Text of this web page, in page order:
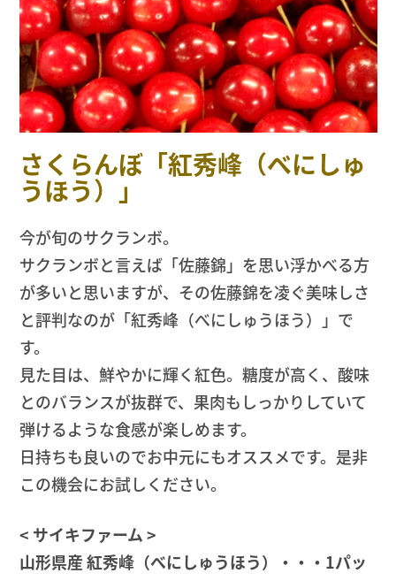
さくらんぼ「紅秀峰（べにしゅ
うほう）」
今が旬のサクランボ。
サクランボと言えば「佐藤錦」を思い浮かべる方
が多いと思いますが、その佐藤錦を凌ぐ美味しさ
と評判なのが「紅秀峰（べにしゅうほう）」で
す。
見た目は、鮮やかに輝く紅色。糖度が高く、酸味
とのバランスが抜群で、果肉もしっかりしていて
弾けるような食感が楽しめます。
日持ちも良いのでお中元にもオススメです。是非
この機会にお試しください。
< サイキファーム >
山形県産 紅秀峰（べにしゅうほう）・・・1パッ